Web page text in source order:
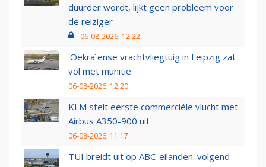
duurder wordt, lijkt geen probleem voor
de reiziger
06-08-2026, 12:22
'Oekraïense vrachtvliegtuig in Leipzig zat
vol met munitie'
06-08-2026, 12:20
KLM stelt eerste commerciële vlucht met
Airbus A350-900 uit
06-08-2026, 11:17
TUI breidt uit op ABC-eilanden: volgend